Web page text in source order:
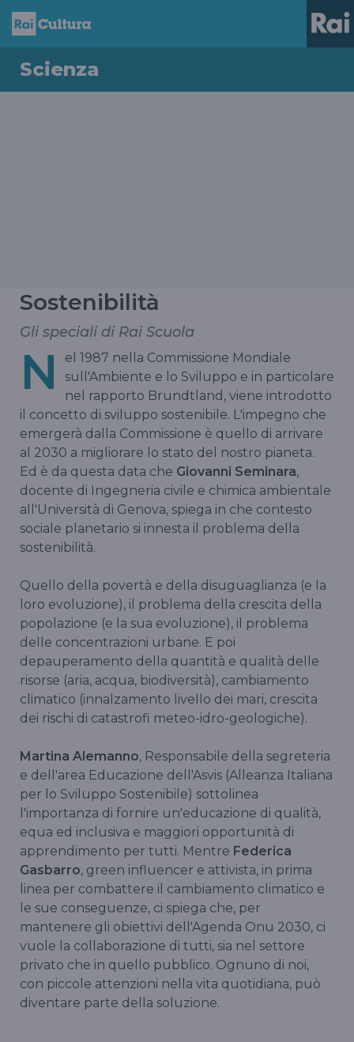
Scienza
Sostenibilità
Gli speciali di Rai Scuola
N
el 1987 nella Commissione Mondiale
sull'Ambiente e lo Sviluppo e in particolare
nel rapporto Brundtland, viene introdotto
il concetto di sviluppo sostenibile. L'impegno che
emergerà dalla Commissione è quello di arrivare
al 2030 a migliorare lo stato del nostro pianeta.
Ed è da questa data che Giovanni Seminara,
docente di Ingegneria civile e chimica ambientale
all'Università di Genova, spiega in che contesto
sociale planetario si innesta il problema della
sostenibilità.
Quello della povertà e della disuguaglianza (e la
loro evoluzione), il problema della crescita della
popolazione (e la sua evoluzione), il problema
delle concentrazioni urbane. E poi
depauperamento della quantità e qualità delle
risorse (aria, acqua, biodiversità), cambiamento
climatico (innalzamento livello dei mari, crescita
dei rischi di catastrofi meteo-idro-geologiche).
Martina Alemanno, Responsabile della segreteria
e dell'area Educazione dell'Asvis (Alleanza Italiana
per lo Sviluppo Sostenibile) sottolinea
l'importanza di fornire un'educazione di qualità,
equa ed inclusiva e maggiori opportunità di
apprendimento per tutti. Mentre Federica
Gasbarro, green influencer e attivista, in prima
linea per combattere il cambiamento climatico e
le sue conseguenze, ci spiega che, per
mantenere gli obiettivi dell'Agenda Onu 2030, ci
vuole la collaborazione di tutti, sia nel settore
privato che in quello pubblico. Ognuno di noi,
con piccole attenzioni nella vita quotidiana, può
diventare parte della soluzione.